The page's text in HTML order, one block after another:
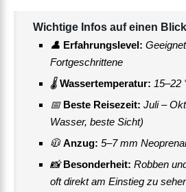
Wichtige Infos auf einen
👤 Erfahrungslevel:
Fortgeschrittene
🌡Wassertemperatur: 15–22
📅 Beste Reisezeit: Juli –
Wasser, beste Sicht)
🧥Anzug: 5–7 mm
📸Besonderheit: Robben
oft direkt am Einstieg zu